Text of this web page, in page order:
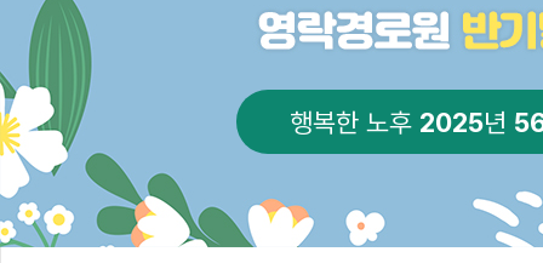
행복한 노후 2025년